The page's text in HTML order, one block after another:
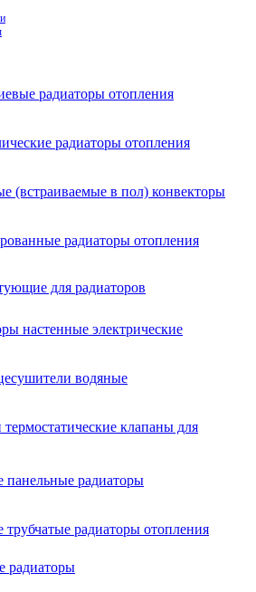
радиаторы отопления
радиаторы отопления
(встраиваемые в пол) конвекторы
радиаторы отопления
для радиаторов
настенные электрические
водяные
клапаны для
панельные радиаторы
трубчатые радиаторы отопления
радиаторы